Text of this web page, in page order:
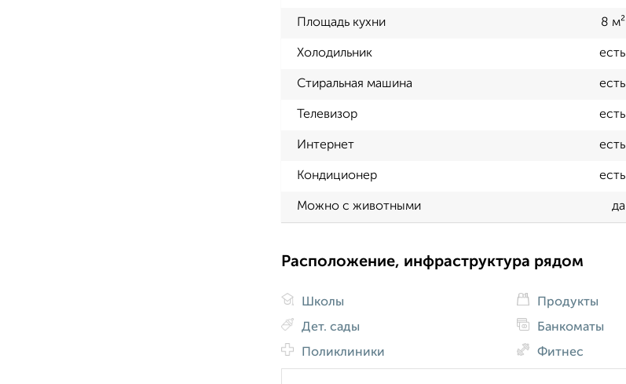
Площадь кухни 8 м²
Холодильник есть
Стиральная машина есть
Телевизор есть
Интернет есть
Кондиционер есть
Можно с животными да
Расположение, инфраструктура рядом
Школы
Дет. сады
Поликлиники
Продукты
Банкоматы
Фитнес